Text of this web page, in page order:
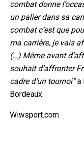
combat donne
un palier dans sa
combat c’est que
ma carrière, je vais
(…) Même avant
souhait d’affronter
cadre d’un tournoi”a
Bordeaux.
Wiwsport.com